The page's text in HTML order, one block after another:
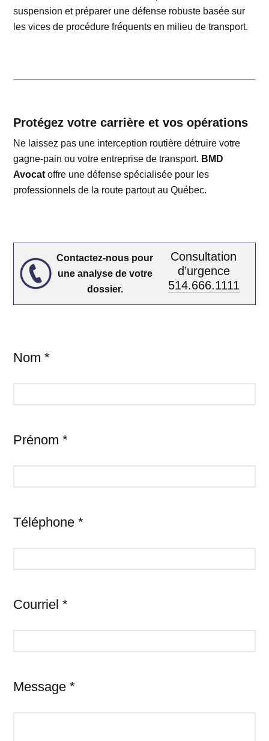
suspension et préparer une défense robuste basée sur
les vices de procédure fréquents en milieu de transport.
Protégez votre carrière et vos opérations
Ne laissez pas une interception routière détruire votre
gagne-pain ou votre entreprise de transport. BMD
Avocat offre une défense spécialisée pour les
professionnels de la route partout au Québec.
Contactez-nous pour
une analyse de votre
dossier.
Consultation
d’urgence
514.666.1111
Nom *
Prénom *
Téléphone *
Courriel *
Message *